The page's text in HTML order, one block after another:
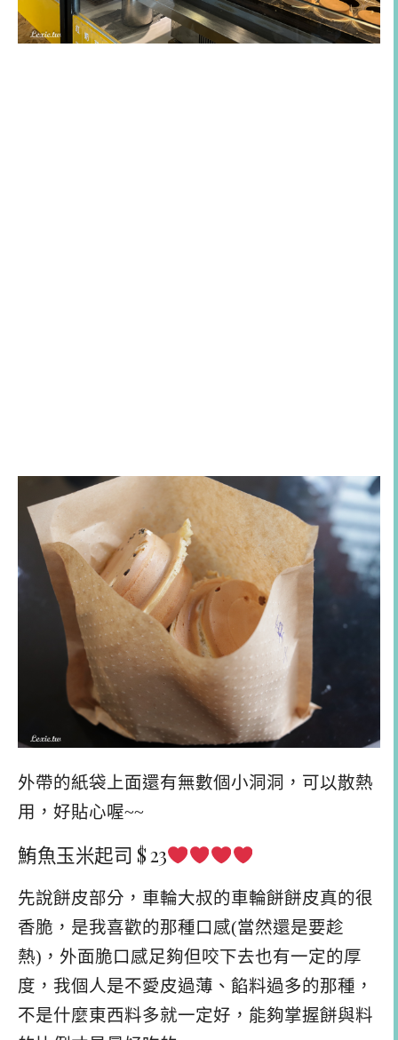
外帶的紙袋上面還有無數個小洞洞，可以散熱
用，好貼心喔~~
鮪魚玉米起司 $ 23
先說餅皮部分，車輪大叔的車輪餅餅皮真的很
香脆，是我喜歡的那種口感(當然還是要趁
熱)，外面脆口感足夠但咬下去也有一定的厚
度，我個人是不愛皮過薄、餡料過多的那種，
不是什麼東西料多就一定好，能夠掌握餅與料